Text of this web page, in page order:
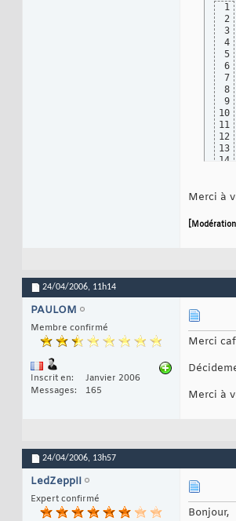
1
2
3
4
5
6
7
8
9
10
11
12
13
14
17
19
24
29
32
34
40
43
44
Merci à
24/04/2006, 11h14
PAULOM
Membre confirmé
Inscrit en
Janvier 2006
Messages
165
Merci
Merci à
24/04/2006, 13h57
LedZeppII
Expert confirmé
Bonjour,